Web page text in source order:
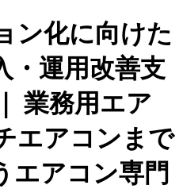
ン化に向けた
・運用改善支
業務用エア
エアコンまで
エアコン専門